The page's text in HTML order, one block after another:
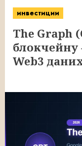
инвестиции
The Graph
блокчейну
Web3